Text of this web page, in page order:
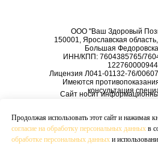
Продолжая использовать этот сайт и нажимая
согласие на обработку персональных данных в
обработке персональных данных и
Сайт носит
регистратора
ООО "Ваш Здоровый
150001, Ярославская
Большая
ИНН/КПП: 7604385765/
Лицензия Л041-01132-76/
Имеются
консультация
© 2026 Все права